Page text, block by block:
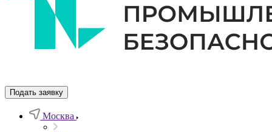
Подать заявку
Москва